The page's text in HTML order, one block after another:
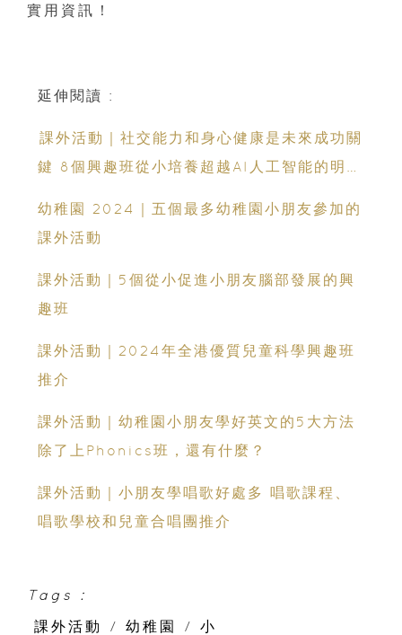
實用資訊！
延伸閱讀 :
⁠課外活動｜社交能力和身心健康是未來成功關
鍵 8個興趣班從小培養超越AI人工智能的明日
幼稚園 2024｜五個最多幼稚園小朋友參加的
課外活動
課外活動｜5個從小促進小朋友腦部發展的興
趣班
課外活動｜2024年全港優質兒童科學興趣班
推介
課外活動｜幼稚園小朋友學好英文的5大方法
除了上Phonics班，還有什麼？
課外活動｜小朋友學唱歌好處多 唱歌課程、
唱歌學校和兒童合唱團推介
Tags :
課外活動
/ 幼稚園 /
小